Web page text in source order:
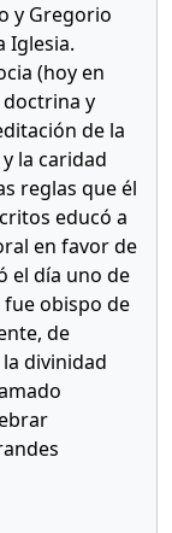
y Gregorio
Iglesia.
(hoy en
y
de la
la caridad
reglas que él
educó a
en favor de
el día uno de
obispo de
de
divinidad